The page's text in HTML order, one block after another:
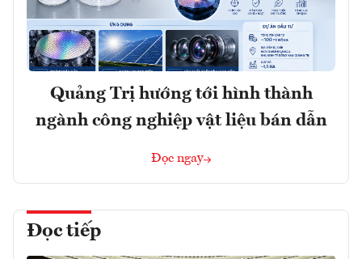
Quảng Trị hướng tới hình thành
ngành công nghiệp vật liệu bán dẫn
Đọc ngay
Đọc tiếp